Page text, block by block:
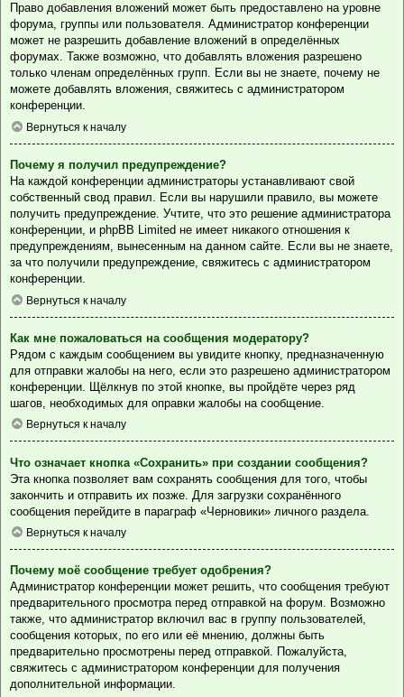
Право добавления вложений может быть предоставлено на уровне
форума, группы или пользователя. Администратор конференции
может не разрешить добавление вложений в определённых
форумах. Также возможно, что добавлять вложения разрешено
только членам определённых групп. Если вы не знаете, почему не
можете добавлять вложения, свяжитесь с администратором
конференции.
Вернуться к началу
Почему я получил предупреждение?
На каждой конференции администраторы устанавливают свой
собственный свод правил. Если вы нарушили правило, вы можете
получить предупреждение. Учтите, что это решение администратора
конференции, и phpBB Limited не имеет никакого отношения к
предупреждениям, вынесенным на данном сайте. Если вы не знаете,
за что получили предупреждение, свяжитесь с администратором
конференции.
Вернуться к началу
Как мне пожаловаться на сообщения модератору?
Рядом с каждым сообщением вы увидите кнопку, предназначенную
для отправки жалобы на него, если это разрешено администратором
конференции. Щёлкнув по этой кнопке, вы пройдёте через ряд
шагов, необходимых для оправки жалобы на сообщение.
Вернуться к началу
Что означает кнопка «Сохранить» при создании сообщения?
Эта кнопка позволяет вам сохранять сообщения для того, чтобы
закончить и отправить их позже. Для загрузки сохранённого
сообщения перейдите в параграф «Черновики» личного раздела.
Вернуться к началу
Почему моё сообщение требует одобрения?
Администратор конференции может решить, что сообщения требуют
предварительного просмотра перед отправкой на форум. Возможно
также, что администратор включил вас в группу пользователей,
сообщения которых, по его или её мнению, должны быть
предварительно просмотрены перед отправкой. Пожалуйста,
свяжитесь с администратором конференции для получения
дополнительной информации.